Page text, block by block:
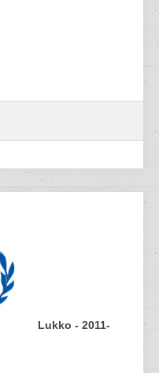
Lukko - 2011-